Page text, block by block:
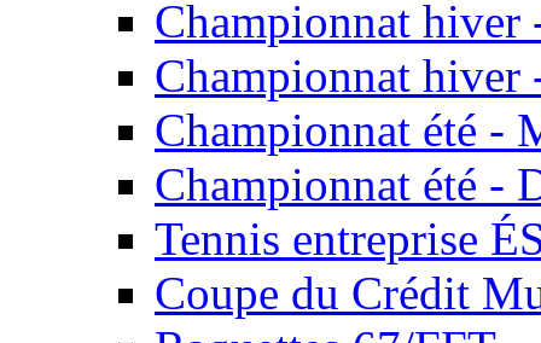
Championnat hiver
Championnat hiver
Championnat été -
Championnat été -
Tennis entreprise
Coupe du Crédit